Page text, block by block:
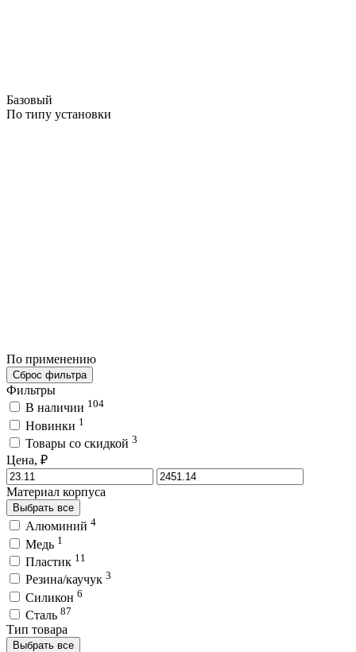
Базовый
По типу установки
По применению
Сброс фильтра
Фильтры
В наличии 104
Новинки 1
Товары со скидкой 3
Цена, ₽
Материал корпуса
Выбрать все
Алюминий 4
Медь 1
Пластик 11
Резина/каучук 3
Силикон 6
Сталь 87
Тип товара
Выбрать все